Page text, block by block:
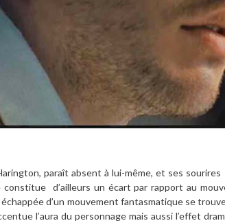
paraît absent à lui-même, et ses
constitue
d’ailleurs un écart par rapport au
d’un mouvement fantasmatique se
l’aura du personnage mais aussi l’effet